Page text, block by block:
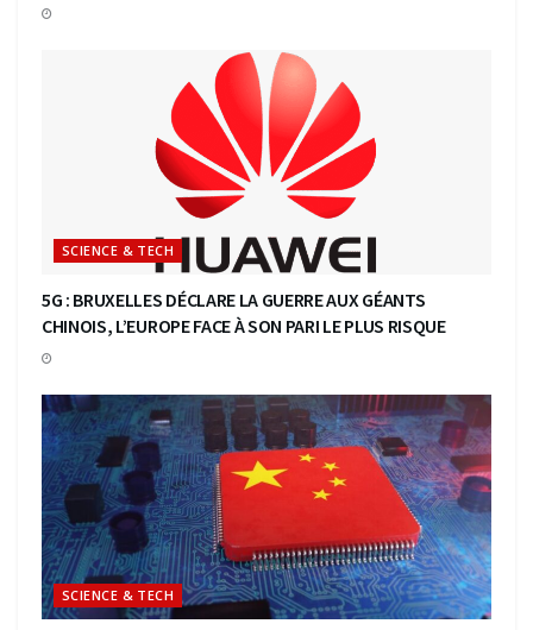
SCIENCE & TECH
5G : BRUXELLES DÉCLARE LA GUERRE AUX GÉANTS
CHINOIS, L’EUROPE FACE À SON PARI LE PLUS RISQUE
SCIENCE & TECH